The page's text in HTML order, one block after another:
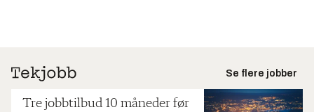
Se flere jobber
Tre jobbtilbud 10 måneder før